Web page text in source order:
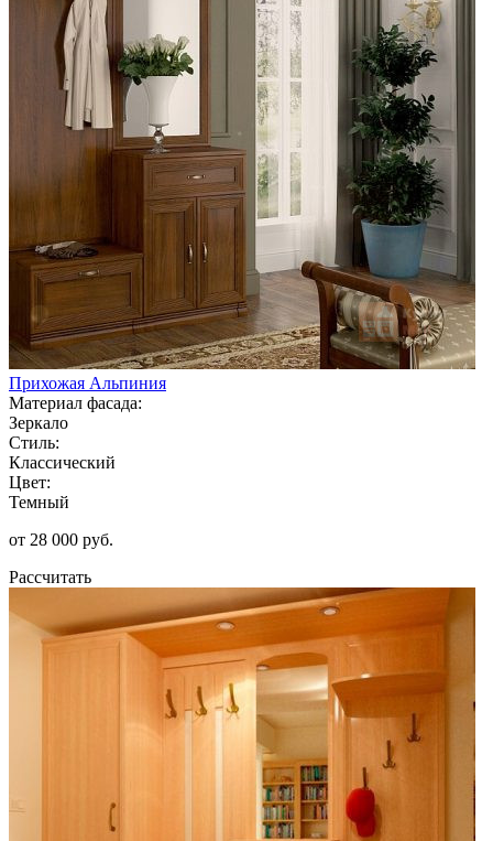
Прихожая Альпиния
Материал фасада:
Зеркало
Стиль:
Классический
Цвет:
Темный
от 28 000 руб.
Рассчитать